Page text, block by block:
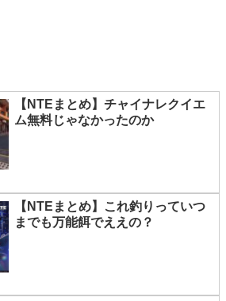
【NTEまとめ】チャイナレクイエ
ム無料じゃなかったのか
【NTEまとめ】これ釣りっていつ
までも万能餌でええの？